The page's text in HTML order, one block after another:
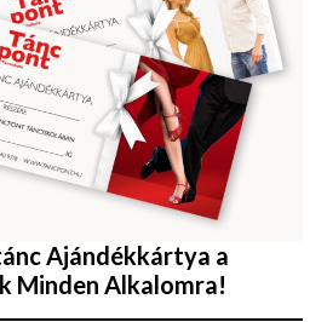
Ajándékkártya a
Minden Alkalomra!